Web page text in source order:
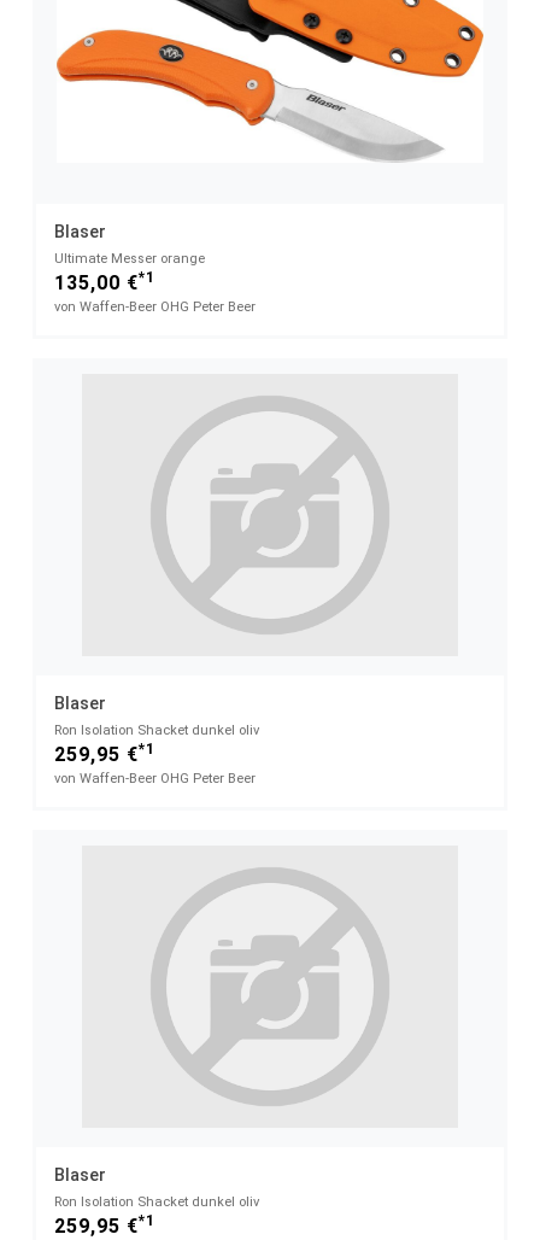
Blaser
Ultimate Messer orange
135,00 €*1
von Waffen-Beer OHG Peter Beer
Blaser
Ron Isolation Shacket dunkel oliv
259,95 €*1
von Waffen-Beer OHG Peter Beer
Blaser
Ron Isolation Shacket dunkel oliv
259,95 €*1